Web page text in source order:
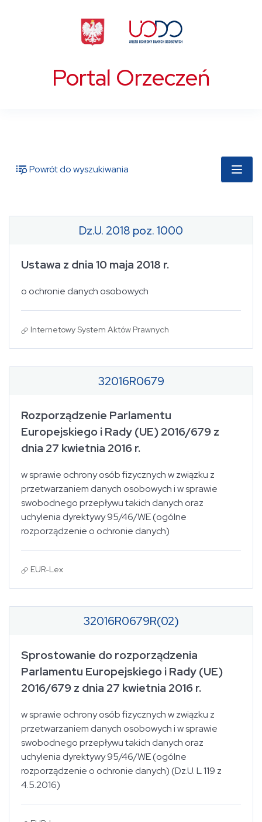
Portal Orzeczeń
Powrót do wyszukiwania
Dz.U. 2018 poz. 1000
Ustawa z dnia 10 maja 2018 r.
o ochronie danych osobowych
Internetowy System Aktów Prawnych
32016R0679
Rozporządzenie Parlamentu
Europejskiego i Rady (UE) 2016/679 z
dnia 27 kwietnia 2016 r.
w sprawie ochrony osób fizycznych w związku z
przetwarzaniem danych osobowych i w sprawie
swobodnego przepływu takich danych oraz
uchylenia dyrektywy 95/46/WE (ogólne
rozporządzenie o ochronie danych)
EUR-Lex
32016R0679R(02)
Sprostowanie do rozporządzenia
Parlamentu Europejskiego i Rady (UE)
2016/679 z dnia 27 kwietnia 2016 r.
w sprawie ochrony osób fizycznych w związku z
przetwarzaniem danych osobowych i w sprawie
swobodnego przepływu takich danych oraz
uchylenia dyrektywy 95/46/WE (ogólne
rozporządzenie o ochronie danych) (Dz.U. L 119 z
4.5.2016)